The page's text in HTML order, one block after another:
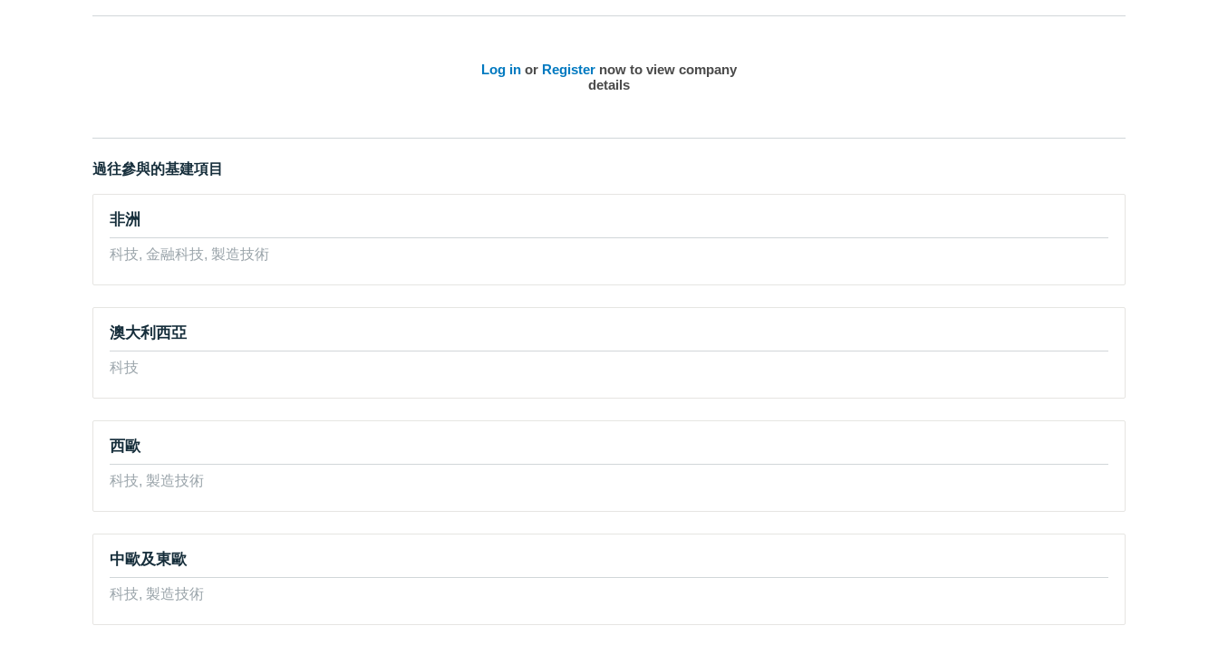
Log in or Register now to view company
details
過往參與的基建項目
非洲
科技, 金融科技, 製造技術
澳大利西亞
科技
西歐
科技, 製造技術
中歐及東歐
科技, 製造技術